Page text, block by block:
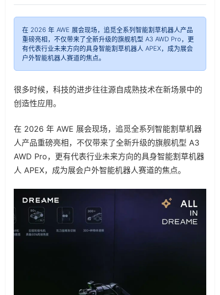
在 2026 年 AWE 展会现场，追觅全系列智能割草机器人产品
重磅亮相，不仅带来了全新升级的旗舰机型 A3 AWD Pro，更
有代表行业未来方向的具身智能割草机器人 APEX，成为展会
户外智能机器人赛道的焦点。
很多时候，科技的进步往往源自成熟技术在新场景中的
创造性应用。
在 2026 年 AWE 展会现场，追觅全系列智能割草机器
人产品重磅亮相，不仅带来了全新升级的旗舰机型 A3
AWD Pro，更有代表行业未来方向的具身智能割草机器
人 APEX，成为展会户外智能机器人赛道的焦点。